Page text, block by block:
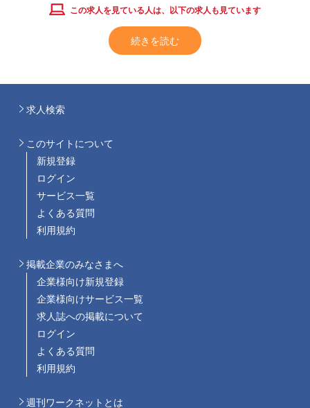
この求人を見ている人は、以下の求人も見ています
続きを読む
求人検索
このサイトについて
新規登録
ログイン
サービス一覧
よくある質問
利用規約
掲載企業のみなさまへ
企業様向け新規登録
企業様向けサービス一覧
求人誌への掲載について
ログイン
よくある質問
利用規約
週刊ワークネットとは